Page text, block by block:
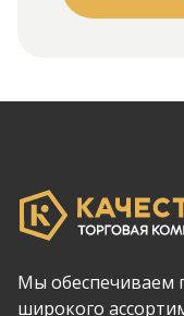
Мы обеспечиваем
широкого